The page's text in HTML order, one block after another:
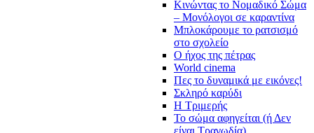
Κινώντας το Νομαδικό Σώμα
– Μονόλογοι σε καραντίνα
Μπλοκάρουμε το ρατσισμό
στο σχολείο
Ο ήχος της πέτρας
World cinema
Πες το δυναμικά με εικόνες!
Σκληρό καρύδι
Η Τριμερής
Το σώμα αφηγείται (ή Δεν
είναι Τραγωδία)